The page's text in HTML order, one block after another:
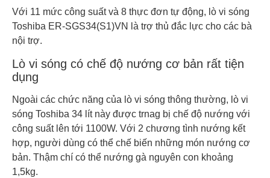
Với 11 mức công suất và 8 thực đơn tự động, lò vi sóng
Toshiba ER-SGS34(S1)VN là trợ thủ đắc lực cho các bà
nội trợ.
Lò vi sóng có chế độ nướng cơ bản rất tiện
dụng
Ngoài các chức năng của lò vi sóng thông thường, lò vi
sóng Toshiba 34 lít này được trnag bị chế độ nướng với
công suất lên tới 1100W. Với 2 chương tình nướng kết
hợp, người dùng có thể chế biến những món nướng cơ
bản. Thậm chí có thể nướng gà nguyên con khoảng
1,5kg.